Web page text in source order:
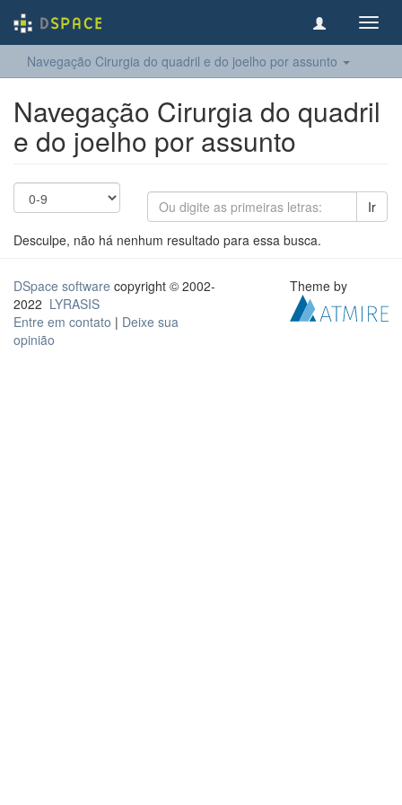
Navegação Cirurgia do quadril e do joelho​ por assunto
Navegação Cirurgia do quadril
e do joelho​ por assunto
Ir
Desculpe, não há nenhum resultado para essa busca.
DSpace software copyright © 2002-
2022 LYRASIS
Entre em contato | Deixe sua
opinião
Theme by